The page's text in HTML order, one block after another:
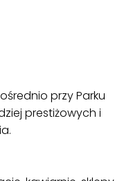
przy Parku
prestiżowych i